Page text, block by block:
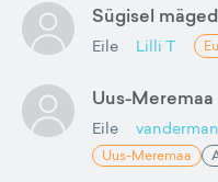
Sügisel
Eile Lilli T
Uus-
Eile
Uus-Meremaa